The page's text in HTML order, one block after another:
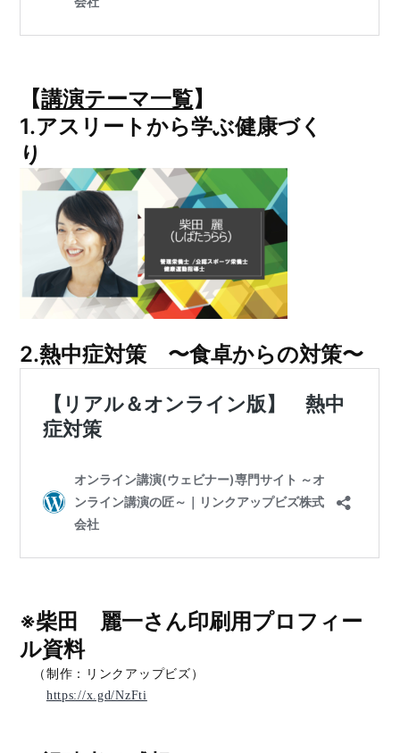
【講演テーマ一覧】
1.アスリートから学ぶ健康づく
り
2.熱中症対策 〜食卓からの対策〜
※柴田 麗一さん印刷用プロフィー
ル資料
（制作：リンクアップビズ）
https://x.gd/NzFti